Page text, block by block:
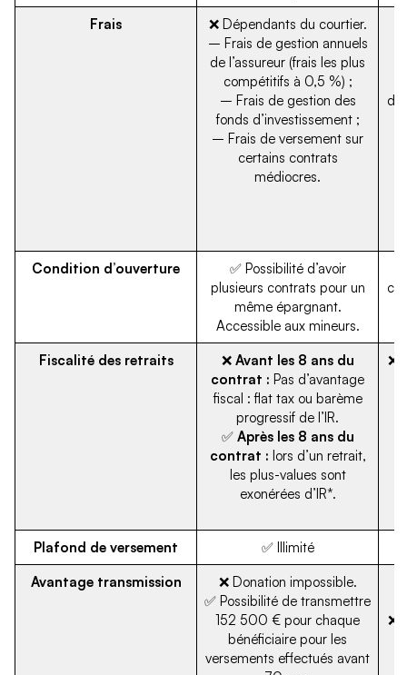
Frais
❌ Dépendants du courtier.
– Frais de gestion annuels
de l’assureur (frais les plus
compétitifs à 0,5 %) ;
– Frais de gestion des
fonds d’investissement ;
– Frais de versement sur
certains contrats
médiocres.
de
Condition d’ouverture
✅ Possibilité d’avoir
plusieurs contrats pour un
même épargnant.
Accessible aux mineurs.
Fiscalité des retraits ❌ Avant les 8 ans du
contrat : Pas d’avantage
fiscal : flat tax ou barème
progressif de l’IR.
✅ Après les 8 ans du
contrat : lors d’un retrait,
les plus-values sont
exonérées d’IR*.
❌
Plafond de versement
✅ Illimité
Avantage transmission
❌ Donation impossible.
✅ Possibilité de transmettre
152 500 € pour chaque
bénéficiaire pour les
versements effectués avant
❌